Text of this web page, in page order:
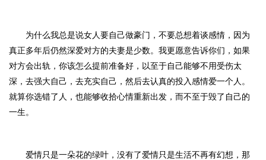
为什么我总是说女人要自己做豪门，不要总想着谈感情 ，因为
真正多年后仍然深爱对方的夫妻是少数。我更愿意告诉你们，如果
对方会出轨，你该怎么提前准备好，以至于自己能够不用受伤太
深 ， 去强大自己，去充实自己，然后去认真的投入感情爱一个人。
就算你选错了人，也能够收拾心情重新出发，而不至于毁了自己的
一生。
爱情只是一朵花的绿叶，没有了爱情只是生活不再有幻想，那